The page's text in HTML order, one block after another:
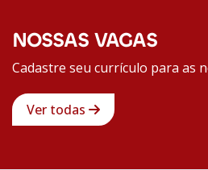
NOSSAS VAGAS
Cadastre seu currículo para as
Ver todas